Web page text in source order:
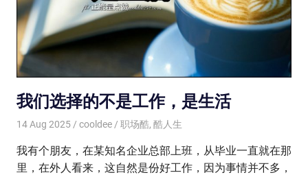
我们选择的不是工作，是生活
14 Aug 2025 cooldee 职场酷, 酷人生
我有个朋友，在某知名企业总部上班，从毕业一直就在那
里，在外人看来，这自然是份好工作，因为事情并不多，